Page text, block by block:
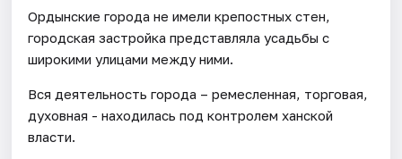
Ордынские города не имели крепостных стен,
городская застройка представляла усадьбы с
широкими улицами между ними.
Вся деятельность города – ремесленная, торговая,
духовная - находилась под контролем ханской
власти.